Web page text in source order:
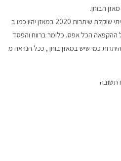
הבוחן.
לא מכירה את הדוחות אבל אני הייתי שוקלת שיתרות 2020 במאזן יהיו כמו ב
ההקפאה הכל אפס. כלומר ברווח והפסד
כמי שיש במאזן בוחן , ככל הנראה מ
תשובה